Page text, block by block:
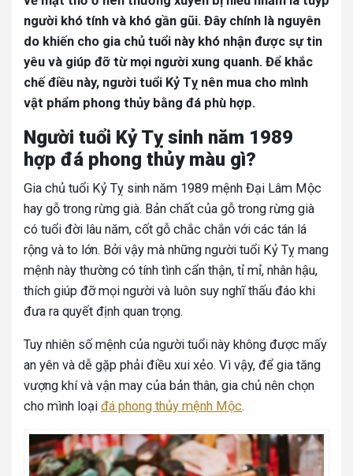
người khó tính và khó gần gũi. Đây chính là nguyên
do khiến cho gia chủ tuổi này khó nhận được sự tin
yêu và giúp đỡ từ mọi người xung quanh. Để khắc
chế điều này, người tuổi Kỷ Tỵ nên mua cho mình
vật phẩm phong thủy bằng đá phù hợp.
Người tuổi Kỷ Tỵ sinh năm 1989
hợp đá phong thủy màu gì?
Gia chủ tuổi Kỷ Tỵ sinh năm 1989 mệnh Đại Lâm Mộc
hay gỗ trong rừng già. Bản chất của gỗ trong rừng già
có tuổi đời lâu năm, cốt gỗ chắc chắn với các tán lá
rộng và to lớn. Bởi vậy mà những người tuổi Kỷ Tỵ mang
mệnh này thường có tính tình cẩn thận, tỉ mỉ, nhân hậu,
thích giúp đỡ mọi người và luôn suy nghĩ thấu đáo khi
đưa ra quyết định quan trọng.
Tuy nhiên số mệnh của người tuổi này không được mấy
an yên và dễ gặp phải điều xui xẻo. Vì vậy, để gia tăng
vượng khí và vận may của bản thân, gia chủ nên chọn
cho mình loại đá phong thủy mệnh Mộc.